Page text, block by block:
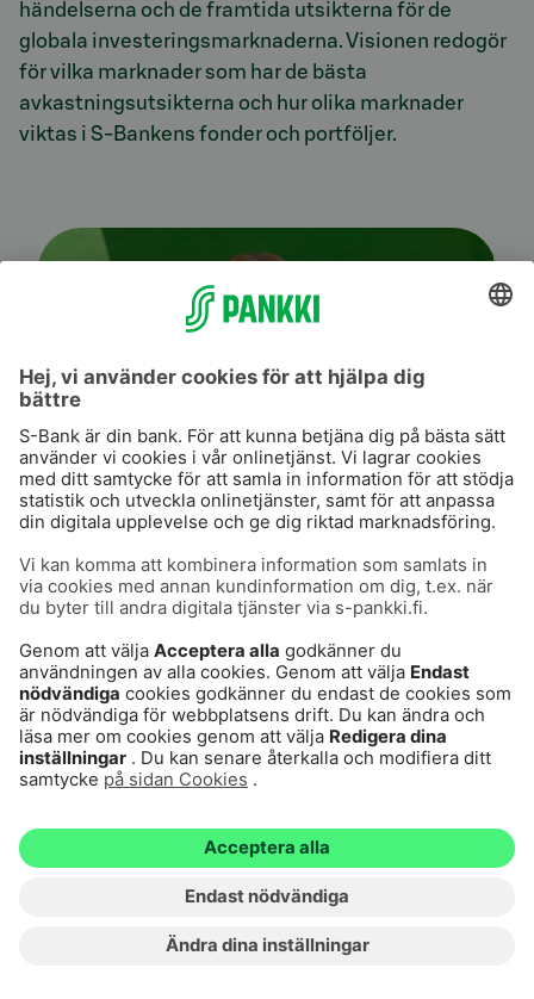
händelserna och de framtida utsikterna för de
globala investeringsmarknaderna. Visionen redogör
för vilka marknader som har de bästa
avkastningsutsikterna och hur olika marknader
viktas i S-Bankens fonder och portföljer.
Marknadsoron fortsatte i april
#S-Banken Vision
#Spara och investera 2026-05-12